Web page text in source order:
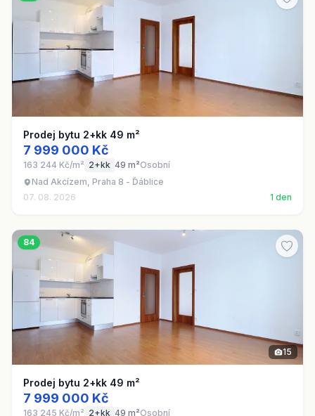
Prodej bytu 2+kk 49 m²
7 999 000 Kč
163 244 Kč/m² 2+kk 49 m²Osobní
Nad Akcízem, Praha 8 - Ďáblice
07. 08. 2026
1 den
84
15
Prodej bytu 2+kk 49 m²
7 999 000 Kč
163 245 Kč/m² 2+kk 49 m²Osobní